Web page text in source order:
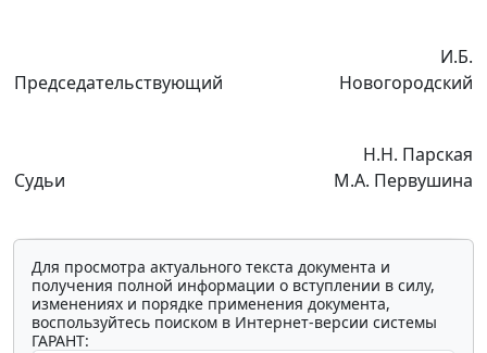
Председательствующий
И.Б.
Новогородский
Судьи
Н.Н. Парская
М.А. Первушина
Для просмотра актуального текста документа и
получения полной информации о вступлении в силу,
изменениях и порядке применения документа,
воспользуйтесь поиском в Интернет-версии системы
ГАРАНТ: